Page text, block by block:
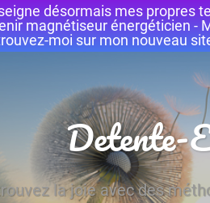
désormais mes propres
magnétiseur énergéticien -
moi sur mon nouveau
Detente-
la joie avec des